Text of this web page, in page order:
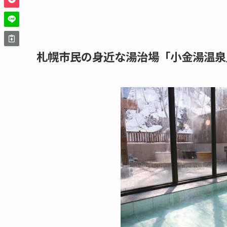
札幌市民の身近な湯治場「小金湯温